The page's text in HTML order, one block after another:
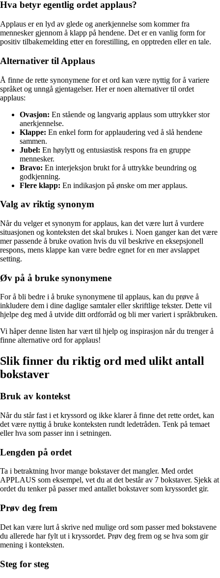
Hva betyr egentlig ordet applaus?
Applaus er en lyd av glede og anerkjennelse som kommer fra
mennesker gjennom å klapp på hendene. Det er en vanlig form for
positiv tilbakemelding etter en forestilling, en opptreden eller en tale.
Alternativer til Applaus
Å finne de rette synonymene for et ord kan være nyttig for å variere
språket og unngå gjentagelser. Her er noen alternativer til ordet
applaus:
Ovasjon: En stående og langvarig applaus som uttrykker stor
anerkjennelse.
Klappe: En enkel form for applaudering ved å slå hendene
sammen.
Jubel: En høylytt og entusiastisk respons fra en gruppe
mennesker.
Bravo: En interjeksjon brukt for å uttrykke beundring og
godkjenning.
Flere klapp: En indikasjon på ønske om mer applaus.
Valg av riktig synonym
Når du velger et synonym for applaus, kan det være lurt å vurdere
situasjonen og konteksten det skal brukes i. Noen ganger kan det være
mer passende å bruke ovation hvis du vil beskrive en eksepsjonell
respons, mens klappe kan være bedre egnet for en mer avslappet
setting.
Øv på å bruke synonymene
For å bli bedre i å bruke synonymene til applaus, kan du prøve å
inkludere dem i dine daglige samtaler eller skriftlige tekster. Dette vil
hjelpe deg med å utvide ditt ordforråd og bli mer variert i språkbruken.
Vi håper denne listen har vært til hjelp og inspirasjon når du trenger å
finne alternative ord for applaus!
Slik finner du riktig ord med ulikt antall
bokstaver
Bruk av kontekst
Når du står fast i et kryssord og ikke klarer å finne det rette ordet, kan
det være nyttig å bruke konteksten rundt ledetråden. Tenk på temaet
eller hva som passer inn i setningen.
Lengden på ordet
Ta i betraktning hvor mange bokstaver det mangler. Med ordet
APPLAUS som eksempel, vet du at det består av 7 bokstaver. Sjekk at
ordet du tenker på passer med antallet bokstaver som kryssordet gir.
Prøv deg frem
Det kan være lurt å skrive ned mulige ord som passer med bokstavene
du allerede har fylt ut i kryssordet. Prøv deg frem og se hva som gir
mening i konteksten.
Steg for steg